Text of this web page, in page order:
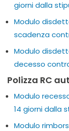
giorni dalla
Modulo
scadenza
Modulo
decesso
Polizza RC
Modulo
14 giorni dalla
Modulo